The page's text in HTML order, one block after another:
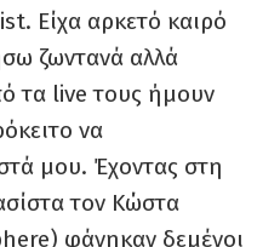
Είχα αρκετό καιρό
ζωντανά αλλά
τα live τους ήμουν
να
μου. Έχοντας στη
τον Κώστα
φάνηκαν δεμένοι